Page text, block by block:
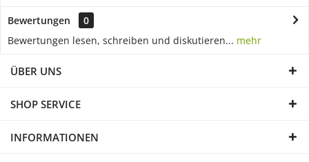
Bewertungen
0
Bewertungen lesen, schreiben und diskutieren... mehr
ÜBER UNS
SHOP SERVICE
INFORMATIONEN